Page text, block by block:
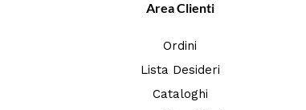
Area Clienti
Ordini
Lista Desideri
Cataloghi